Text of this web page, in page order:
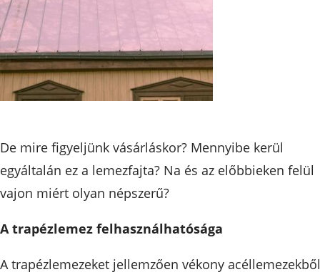
De mire figyeljünk vásárláskor? Mennyibe kerül
egyáltalán ez a lemezfajta? Na és az előbbieken felül
vajon miért olyan népszerű?
A trapézlemez felhasználhatósága
A trapézlemezeket jellemzően vékony acéllemezekből